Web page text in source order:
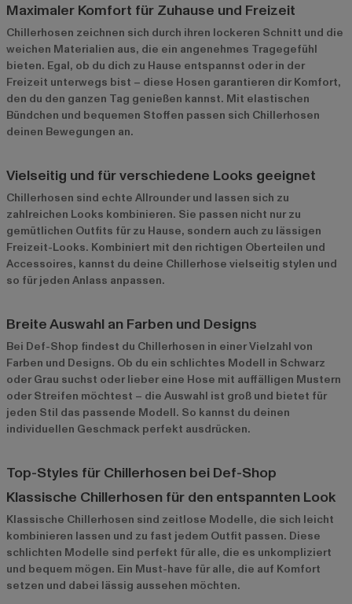
Maximaler Komfort für Zuhause und Freizeit
Chillerhosen zeichnen sich durch ihren lockeren Schnitt und die
weichen Materialien aus, die ein angenehmes Tragegefühl
bieten. Egal, ob du dich zu Hause entspannst oder in der
Freizeit unterwegs bist – diese Hosen garantieren dir Komfort,
den du den ganzen Tag genießen kannst. Mit elastischen
Bündchen und bequemen Stoffen passen sich Chillerhosen
deinen Bewegungen an.
Vielseitig und für verschiedene Looks geeignet
Chillerhosen sind echte Allrounder und lassen sich zu
zahlreichen Looks kombinieren. Sie passen nicht nur zu
gemütlichen Outfits für zu Hause, sondern auch zu lässigen
Freizeit-Looks. Kombiniert mit den richtigen Oberteilen und
Accessoires, kannst du deine Chillerhose vielseitig stylen und
so für jeden Anlass anpassen.
Breite Auswahl an Farben und Designs
Bei Def-Shop findest du Chillerhosen in einer Vielzahl von
Farben und Designs. Ob du ein schlichtes Modell in Schwarz
oder Grau suchst oder lieber eine Hose mit auffälligen Mustern
oder Streifen möchtest – die Auswahl ist groß und bietet für
jeden Stil das passende Modell. So kannst du deinen
individuellen Geschmack perfekt ausdrücken.
Top-Styles für Chillerhosen bei Def-Shop
Klassische Chillerhosen für den entspannten Look
Klassische Chillerhosen sind zeitlose Modelle, die sich leicht
kombinieren lassen und zu fast jedem Outfit passen. Diese
schlichten Modelle sind perfekt für alle, die es unkompliziert
und bequem mögen. Ein Must-have für alle, die auf Komfort
setzen und dabei lässig aussehen möchten.